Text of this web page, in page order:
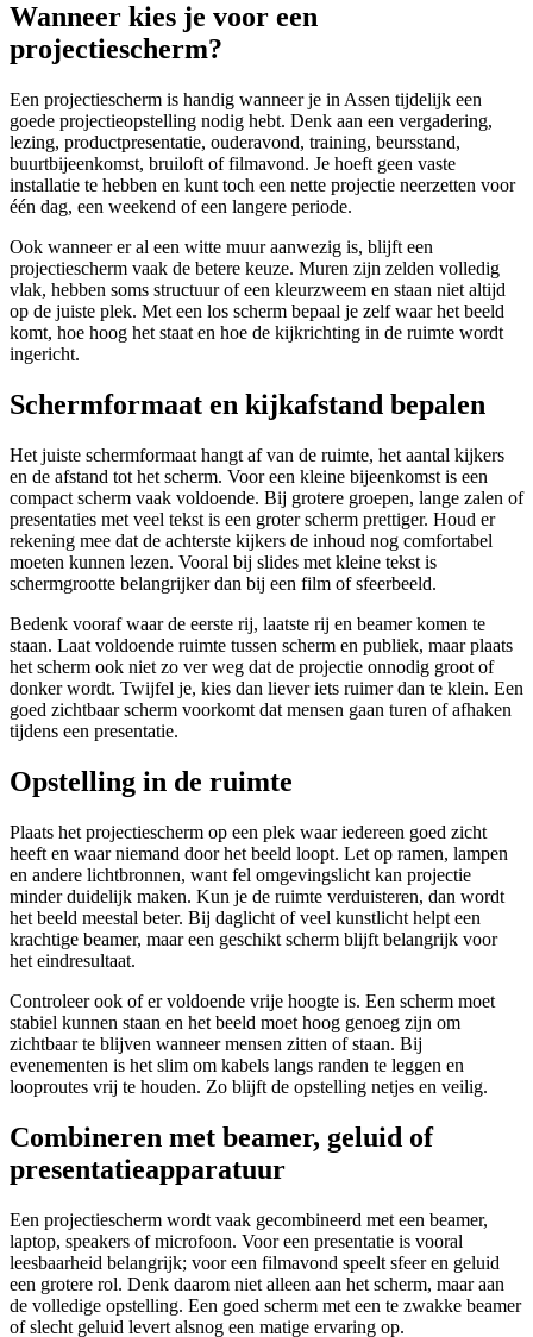
Wanneer kies je voor een
projectiescherm?
Een projectiescherm is handig wanneer je in Assen tijdelijk een
goede projectieopstelling nodig hebt. Denk aan een vergadering,
lezing, productpresentatie, ouderavond, training, beursstand,
buurtbijeenkomst, bruiloft of filmavond. Je hoeft geen vaste
installatie te hebben en kunt toch een nette projectie neerzetten voor
één dag, een weekend of een langere periode.
Ook wanneer er al een witte muur aanwezig is, blijft een
projectiescherm vaak de betere keuze. Muren zijn zelden volledig
vlak, hebben soms structuur of een kleurzweem en staan niet altijd
op de juiste plek. Met een los scherm bepaal je zelf waar het beeld
komt, hoe hoog het staat en hoe de kijkrichting in de ruimte wordt
ingericht.
Schermformaat en kijkafstand bepalen
Het juiste schermformaat hangt af van de ruimte, het aantal kijkers
en de afstand tot het scherm. Voor een kleine bijeenkomst is een
compact scherm vaak voldoende. Bij grotere groepen, lange zalen of
presentaties met veel tekst is een groter scherm prettiger. Houd er
rekening mee dat de achterste kijkers de inhoud nog comfortabel
moeten kunnen lezen. Vooral bij slides met kleine tekst is
schermgrootte belangrijker dan bij een film of sfeerbeeld.
Bedenk vooraf waar de eerste rij, laatste rij en beamer komen te
staan. Laat voldoende ruimte tussen scherm en publiek, maar plaats
het scherm ook niet zo ver weg dat de projectie onnodig groot of
donker wordt. Twijfel je, kies dan liever iets ruimer dan te klein. Een
goed zichtbaar scherm voorkomt dat mensen gaan turen of afhaken
tijdens een presentatie.
Opstelling in de ruimte
Plaats het projectiescherm op een plek waar iedereen goed zicht
heeft en waar niemand door het beeld loopt. Let op ramen, lampen
en andere lichtbronnen, want fel omgevingslicht kan projectie
minder duidelijk maken. Kun je de ruimte verduisteren, dan wordt
het beeld meestal beter. Bij daglicht of veel kunstlicht helpt een
krachtige beamer, maar een geschikt scherm blijft belangrijk voor
het eindresultaat.
Controleer ook of er voldoende vrije hoogte is. Een scherm moet
stabiel kunnen staan en het beeld moet hoog genoeg zijn om
zichtbaar te blijven wanneer mensen zitten of staan. Bij
evenementen is het slim om kabels langs randen te leggen en
looproutes vrij te houden. Zo blijft de opstelling netjes en veilig.
Combineren met beamer, geluid of
presentatieapparatuur
Een projectiescherm wordt vaak gecombineerd met een beamer,
laptop, speakers of microfoon. Voor een presentatie is vooral
leesbaarheid belangrijk; voor een filmavond speelt sfeer en geluid
een grotere rol. Denk daarom niet alleen aan het scherm, maar aan
de volledige opstelling. Een goed scherm met een te zwakke beamer
of slecht geluid levert alsnog een matige ervaring op.